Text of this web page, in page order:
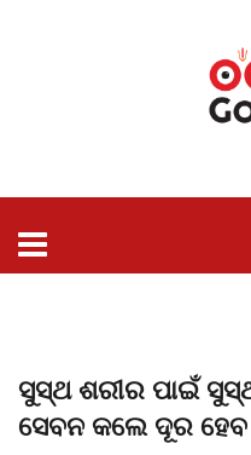
ସୁସ୍ଥ ଶରୀର ପାଇଁ
ସେବନ କଲେ ଦୂର